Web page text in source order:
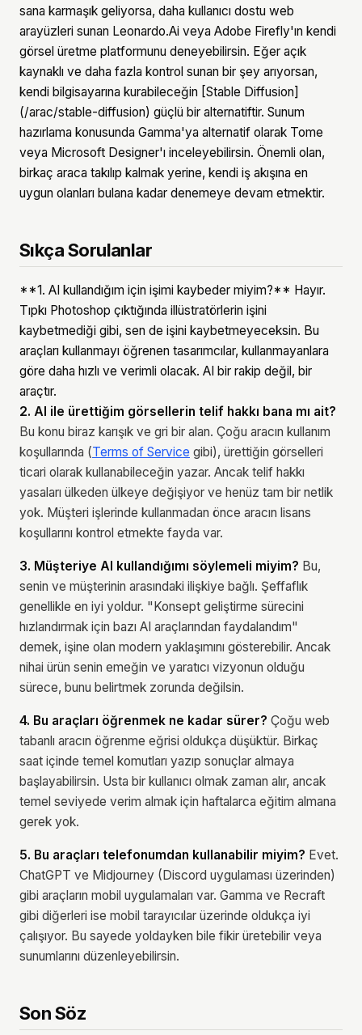
sana karmaşık geliyorsa, daha kullanıcı dostu web
arayüzleri sunan Leonardo.Ai veya Adobe Firefly'ın kendi
görsel üretme platformunu deneyebilirsin. Eğer açık
kaynaklı ve daha fazla kontrol sunan bir şey arıyorsan,
kendi bilgisayarına kurabileceğin [Stable Diffusion]
(/arac/stable-diffusion) güçlü bir alternatiftir. Sunum
hazırlama konusunda Gamma'ya alternatif olarak Tome
veya Microsoft Designer'ı inceleyebilirsin. Önemli olan,
birkaç araca takılıp kalmak yerine, kendi iş akışına en
uygun olanları bulana kadar denemeye devam etmektir.
Sıkça Sorulanlar
**1. AI kullandığım için işimi kaybeder miyim?** Hayır.
Tıpkı Photoshop çıktığında illüstratörlerin işini
kaybetmediği gibi, sen de işini kaybetmeyeceksin. Bu
araçları kullanmayı öğrenen tasarımcılar, kullanmayanlara
göre daha hızlı ve verimli olacak. AI bir rakip değil, bir
araçtır.
2. AI ile ürettiğim görsellerin telif hakkı bana mı ait?
Bu konu biraz karışık ve gri bir alan. Çoğu aracın kullanım
koşullarında (Terms of Service gibi), ürettiğin görselleri
ticari olarak kullanabileceğin yazar. Ancak telif hakkı
yasaları ülkeden ülkeye değişiyor ve henüz tam bir netlik
yok. Müşteri işlerinde kullanmadan önce aracın lisans
koşullarını kontrol etmekte fayda var.
3. Müşteriye AI kullandığımı söylemeli miyim? Bu,
senin ve müşterinin arasındaki ilişkiye bağlı. Şeffaflık
genellikle en iyi yoldur. "Konsept geliştirme sürecini
hızlandırmak için bazı AI araçlarından faydalandım"
demek, işine olan modern yaklaşımını gösterebilir. Ancak
nihai ürün senin emeğin ve yaratıcı vizyonun olduğu
sürece, bunu belirtmek zorunda değilsin.
4. Bu araçları öğrenmek ne kadar sürer? Çoğu web
tabanlı aracın öğrenme eğrisi oldukça düşüktür. Birkaç
saat içinde temel komutları yazıp sonuçlar almaya
başlayabilirsin. Usta bir kullanıcı olmak zaman alır, ancak
temel seviyede verim almak için haftalarca eğitim almana
gerek yok.
5. Bu araçları telefonumdan kullanabilir miyim? Evet.
ChatGPT ve Midjourney (Discord uygulaması üzerinden)
gibi araçların mobil uygulamaları var. Gamma ve Recraft
gibi diğerleri ise mobil tarayıcılar üzerinde oldukça iyi
çalışıyor. Bu sayede yoldayken bile fikir üretebilir veya
sunumlarını düzenleyebilirsin.
Son Söz